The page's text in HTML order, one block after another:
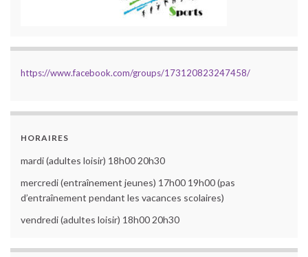
https://www.facebook.com/groups/173120823247458/
HORAIRES
mardi (adultes loisir) 18h00 20h30
mercredi (entraînement jeunes) 17h00 19h00 (pas
d’entraînement pendant les vacances scolaires)
vendredi (adultes loisir) 18h00 20h30